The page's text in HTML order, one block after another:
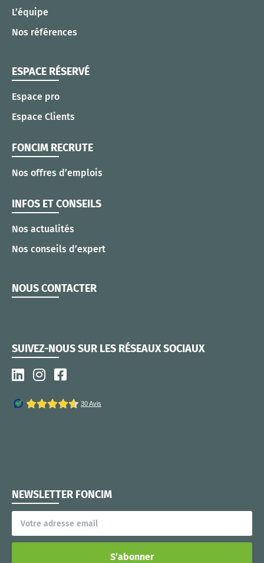
L’équipe
Nos références
ESPACE RÉSERVÉ
Espace pro
Espace Clients
FONCIM RECRUTE
Nos offres d’emplois
INFOS ET CONSEILS
Nos actualités
Nos conseils d’expert
NOUS CONTACTER
SUIVEZ-NOUS SUR LES RÉSEAUX SOCIAUX
NEWSLETTER FONCIM
S’abonner